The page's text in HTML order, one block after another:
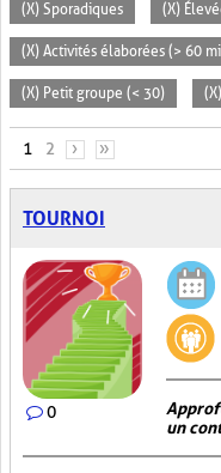
(X) Sporadiques (X)
(X) Activités élaborées (> 60
(X) Petit groupe (< 30)
PAGES
1 2 › »
TOURNOI
0
un